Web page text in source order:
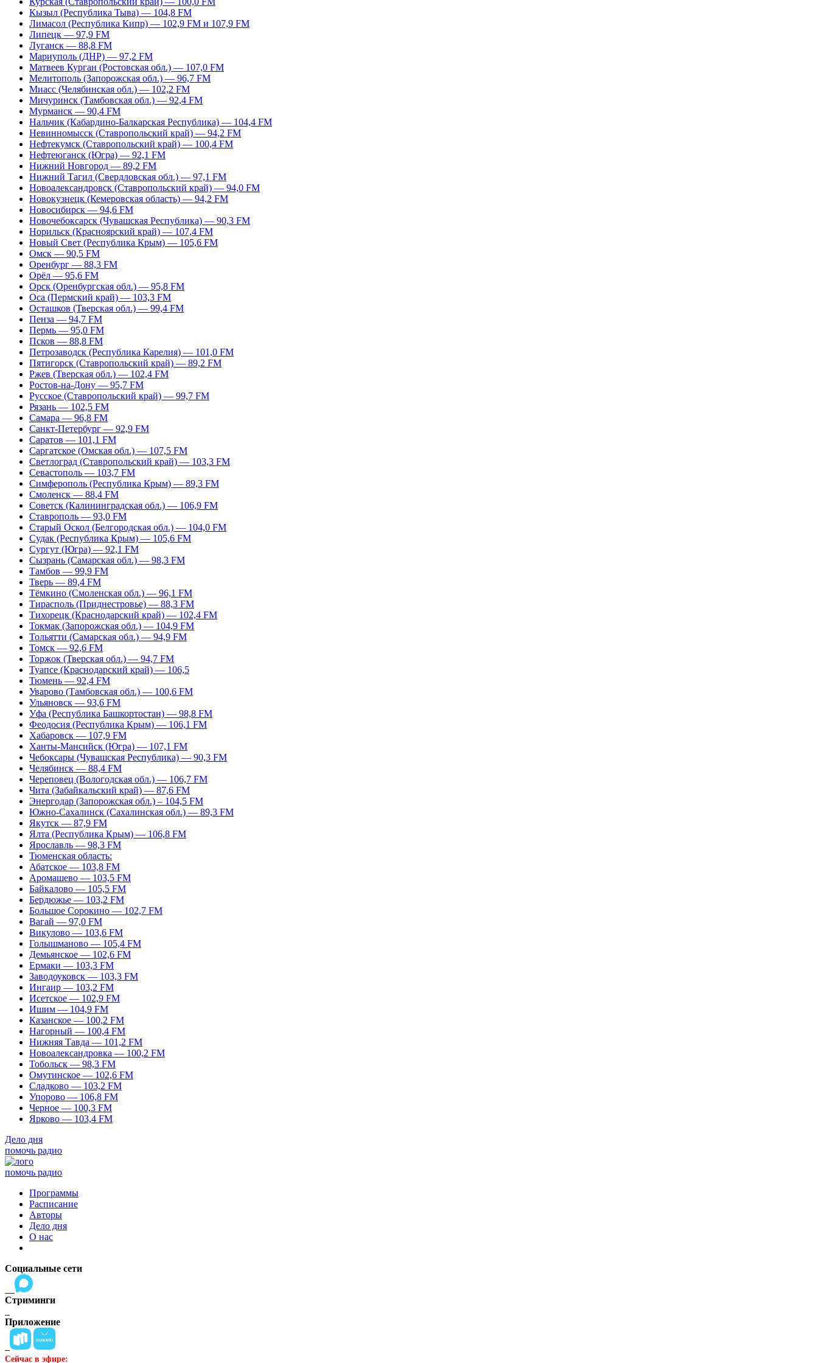
Кызыл (Республика Тыва) — 104,8 FM
Лимасол (Республика Кипр) — 102,9 FM и 107,9 FM
Липецк — 97,9 FM
Луганск — 88,8 FM
Мариуполь (ДНР) — 97,2 FM
Матвеев Курган (Ростовская обл.) — 107,0 FM
Мелитополь (Запорожская обл.) — 96,7 FM
Миасс (Челябинская обл.) — 102,2 FM
Мичуринск (Тамбовская обл.) — 92,4 FM
Мурманск — 90,4 FM
Нальчик (Кабардино-Балкарская Республика) — 104,4 FM
Невинномысск (Ставропольский край) — 94,2 FM
Нефтекумск (Ставропольский край) — 100,4 FM
Нефтеюганск (Югра) — 92,1 FM
Нижний Новгород — 89,2 FM
Нижний Тагил (Свердловская обл.) — 97,1 FM
Новоалександровск (Ставропольский край) — 94,0 FM
Новокузнецк (Кемеровская область) — 94,2 FM
Новосибирск — 94,6 FM
Новочебоксарск (Чувашская Республика) — 90,3 FM
Норильск (Красноярский край) — 107,4 FM
Новый Свет (Республика Крым) — 105,6 FM
Омск — 90,5 FM
Оренбург — 88,3 FM
Орёл — 95,6 FM
Орск (Оренбургская обл.) — 95,8 FM
Оса (Пермский край) — 103,3 FM
Осташков (Тверская обл.) — 99,4 FM
Пенза — 94,7 FM
Пермь — 95,0 FM
Псков — 88,8 FM
Петрозаводск (Республика Карелия) — 101,0 FM
Пятигорск (Ставропольский край) — 89,2 FM
Ржев (Тверская обл.) — 102,4 FM
Ростов-на-Дону — 95,7 FM
Русское (Ставропольский край) — 99,7 FM
Рязань — 102,5 FM
Самара — 96,8 FM
Санкт-Петербург — 92,9 FM
Саратов — 101,1 FM
Саргатское (Омская обл.) — 107,5 FM
Светлоград (Ставропольский край) — 103,3 FM
Севастополь — 103,7 FM
Симферополь (Республика Крым) — 89,3 FM
Смоленск — 88,4 FM
Советск (Калининградская обл.) — 106,9 FM
Ставрополь — 93,0 FM
Старый Оскол (Белгородская обл.) — 104,0 FM
Судак (Республика Крым) — 105,6 FM
Сургут (Югра) — 92,1 FM
Сызрань (Самарская обл.) — 98,3 FM
Тамбов — 99,9 FM
Тверь — 89,4 FM
Тёмкино (Смоленская обл.) — 96,1 FM
Тирасполь (Приднестровье) — 88,3 FM
Тихорецк (Краснодарский край) — 102,4 FM
Токмак (Запорожская обл.) — 104,9 FM
Тольятти (Самарская обл.) — 94,9 FM
Томск — 92,6 FM
Торжок (Тверская обл.) — 94,7 FM
Туапсе (Краснодарский край) — 106,5
Тюмень — 92,4 FM
Уварово (Тамбовская обл.) — 100,6 FM
Ульяновск — 93,6 FM
Уфа (Республика Башкортостан) — 98,8 FM
Феодосия (Республика Крым) — 106,1 FM
Хабаровск — 107,9 FM
Ханты-Мансийск (Югра) — 107,1 FM
Чебоксары (Чувашская Республика) — 90,3 FM
Челябинск — 88,4 FM
Череповец (Вологодская обл.) — 106,7 FM
Чита (Забайкальский край) — 87,6 FM
Энергодар (Запорожская обл.) – 104,5 FM
Южно-Сахалинск (Сахалинская обл.) — 89,3 FM
Якутск — 87,9 FM
Ялта (Республика Крым) — 106,8 FM
Ярославль — 98,3 FM
Тюменская область:
Абатское — 103,8 FM
Аромашево — 103,5 FM
Байкалово — 105,5 FM
Бердюжье — 103,2 FM
Большое Сорокино — 102,7 FM
Вагай — 97,0 FM
Викулово — 103,6 FM
Голышманово — 105,4 FM
Демьянское — 102,6 FM
Ермаки — 103,3 FM
Заводоуковск — 103,3 FM
Ингаир — 103,2 FM
Исетское — 102,9 FM
Ишим — 104,9 FM
Казанское — 100,2 FM
Нагорный — 100,4 FM
Нижняя Тавда — 101,2 FM
Новоалександровка — 100,2 FM
Тобольск — 98,3 FM
Омутинское — 102,6 FM
Сладково — 103,2 FM
Упорово — 106,8 FM
Черное — 100,3 FM
Ярково — 103,4 FM
Дело дня
помочь радио
помочь радио
Программы
Расписание
Авторы
Дело дня
О нас
Социальные сети
Стриминги
Приложение
Сейчас в эфире: